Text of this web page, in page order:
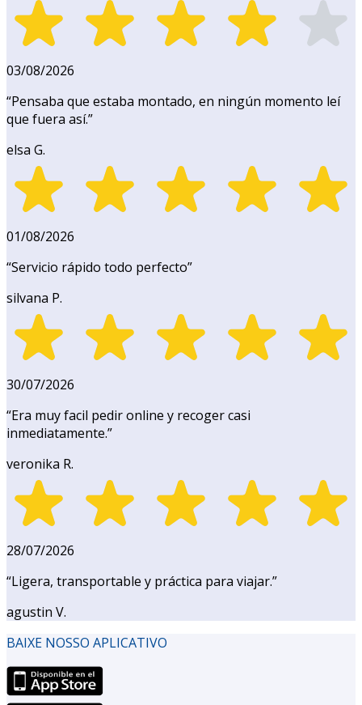
03/08/2026
“Pensaba que estaba montado, en ningún momento leí
que fuera así.”
elsa G.
01/08/2026
“Servicio rápido todo perfecto”
silvana P.
30/07/2026
“Era muy facil pedir online y recoger casi
inmediatamente.”
veronika R.
28/07/2026
“Ligera, transportable y práctica para viajar.”
agustin V.
BAIXE NOSSO APLICATIVO